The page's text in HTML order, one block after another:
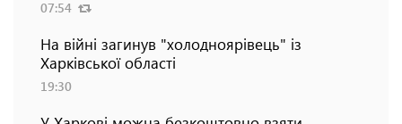
07:54
На війні загинув "холодноярівець" із
Харківської області
19:30